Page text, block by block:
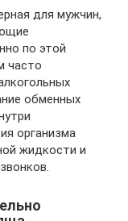
для мужчин,
по этой
часто
обменных
организма
жидкости и